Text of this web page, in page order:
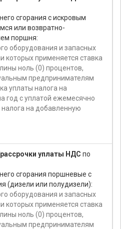
сгорания с искровым
или возвратно-
поршня:
оборудования и запасных
которых применяется ставка
ноль (0) процентов,
предпринимателям
уплаты налога на
год с уплатой ежемесячно
на добавленную
уплаты НДС по
сгорания поршневые с
(дизели или полудизели):
оборудования и запасных
которых применяется ставка
ноль (0) процентов,
предпринимателям